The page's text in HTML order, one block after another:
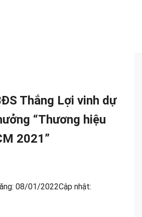
Thắng Lợi vinh dự
“Thương hiệu
2021”
08/01/2022Cập nhật: